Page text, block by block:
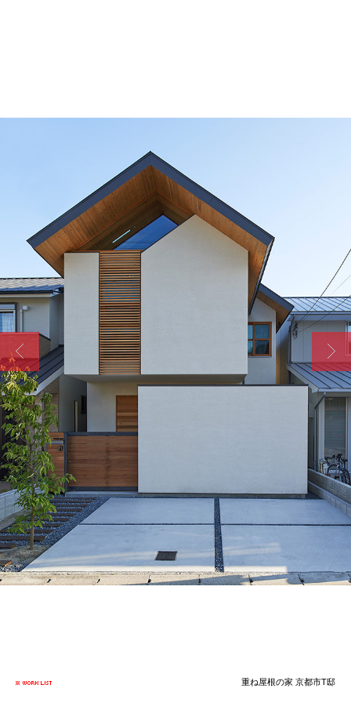
重ね屋根の家 京都市T邸